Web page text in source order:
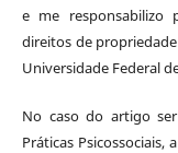
e me responsabilizo
direitos de
Universidade Federal
No caso do artigo
Práticas